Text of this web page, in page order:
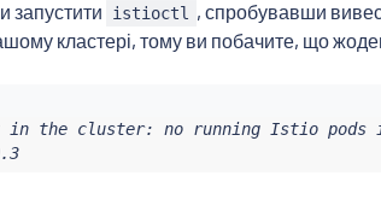
запустити istioctl
, спробувавши
кластері, тому ви побачите, що жоден
the cluster: no running Istio pods in